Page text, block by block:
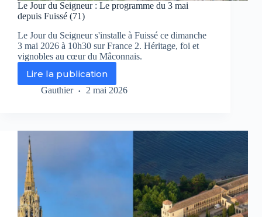
Le Jour du Seigneur : Le programme du 3 mai
depuis Fuissé (71)
Le Jour du Seigneur s'installe à Fuissé ce dimanche
3 mai 2026 à 10h30 sur France 2. Héritage, foi et
vignobles au cœur du Mâconnais.
Lire la publication
Le
Jour
Le
Gauthier 2 mai 2026